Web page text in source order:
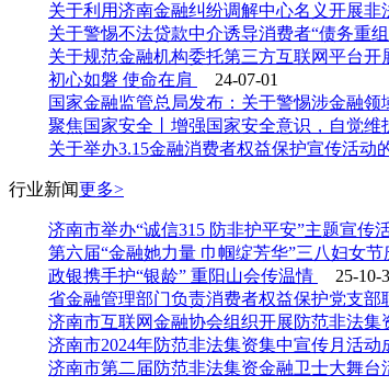
关于利用济南金融纠纷调解中心名义开展非
关于警惕不法贷款中介诱导消费者“债务重
关于规范金融机构委托第三方互联网平台开
初心如磐 使命在肩
24-07-01
国家金融监管总局发布：关于警惕涉金融领
聚焦国家安全丨增强国家安全意识，自觉维
关于举办3.15金融消费者权益保护宣传活动
行业新闻更多>
济南市举办“诚信315 防非护平安”主题宣传
第六届“金融她力量 巾帼绽芳华”三八妇女
政银携手护“银龄” 重阳山会传温情
25-10-
省金融管理部门负责消费者权益保护党支
济南市互联网金融协会组织开展防范非法集
济南市2024年防范非法集资集中宣传月活动
济南市第二届防范非法集资金融卫士大舞